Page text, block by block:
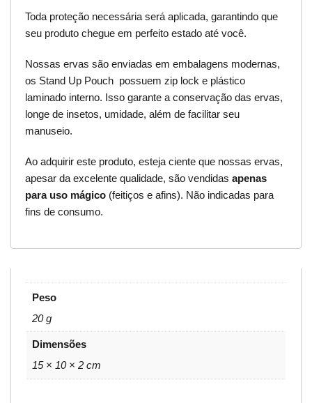
Toda proteção necessária será aplicada, garantindo que
seu produto chegue em perfeito estado até você.
Nossas ervas são enviadas em embalagens modernas,
os Stand Up Pouch possuem zip lock e plástico
laminado interno. Isso garante a conservação das ervas,
longe de insetos, umidade, além de facilitar seu
manuseio.
Ao adquirir este produto, esteja ciente que nossas ervas,
apesar da excelente qualidade, são vendidas apenas
para uso mágico (feitiços e afins). Não indicadas para
fins de consumo.
Peso
20 g
Dimensões
15 × 10 × 2 cm